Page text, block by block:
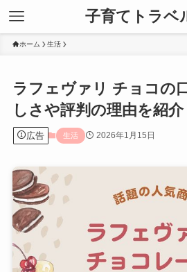
子育てトラベ
ホーム 生活
ラフェヴァリ チョコの
しさや評判の理由を紹介
広告 生活 2026年1月15日